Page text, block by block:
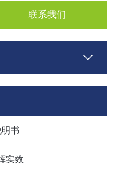
联系我们
书
实效